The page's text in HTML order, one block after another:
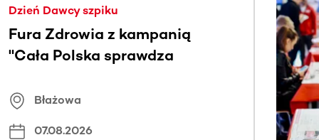
Dzień Dawcy szpiku
Fura Zdrowia z kampanią
"Cała Polska sprawdza
Błażowa
07.08.2026